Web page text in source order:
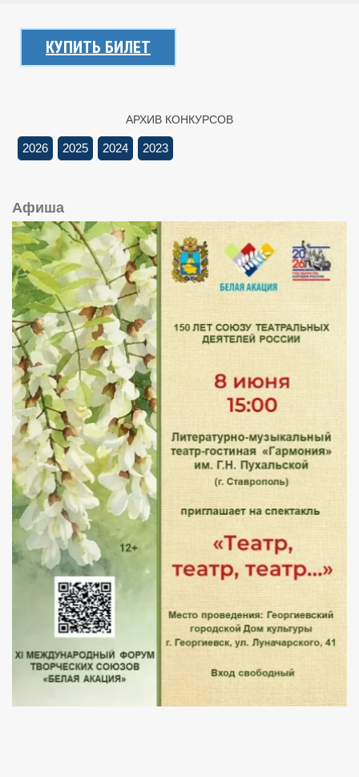
КУПИТЬ БИЛЕТ
АРХИВ КОНКУРСОВ
2026 2025 2024 2023
Афиша